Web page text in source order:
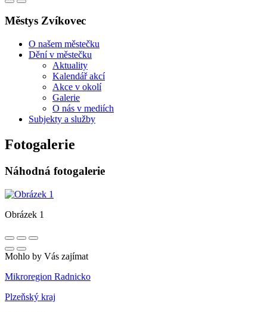
Městys Zvíkovec
O našem městečku
Dění v městečku
Aktuality
Kalendář akcí
Akce v okolí
Galerie
O nás v mediích
Subjekty a služby
Fotogalerie
Náhodná fotogalerie
Obrázek 1
Mohlo by Vás zajímat
Mikroregion Radnicko
Plzeňský kraj